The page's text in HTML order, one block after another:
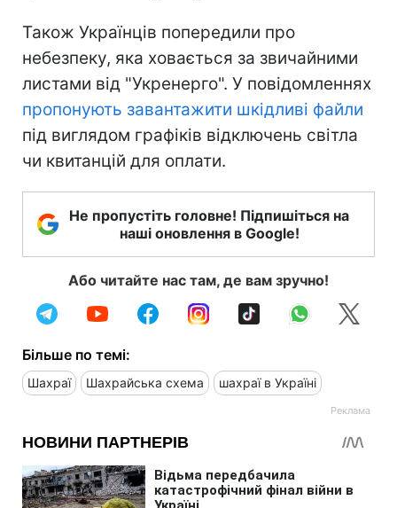
Також Українців попередили про
небезпеку, яка ховається за звичайними
листами від "Укренерго". У повідомленнях
пропонують завантажити шкідливі файли
під виглядом графіків відключень світла
чи квитанцій для оплати.
Не пропустіть головне! Підпишіться на
наші оновлення в Google!
Або читайте нас там, де вам зручно!
Більше по темі:
Шахраї Шахрайська схема шахраї в Україні